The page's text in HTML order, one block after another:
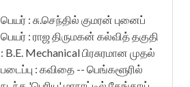
பெயர் : சு.செந்தில் குமரன் புனைப்
பெயர் : ராஜ திருமகன் கல்வித் தகுதி
: B.E. Mechanical பிரசுரமான முதல்
படைப்பு : கவிதை -- பெங்களூரில்